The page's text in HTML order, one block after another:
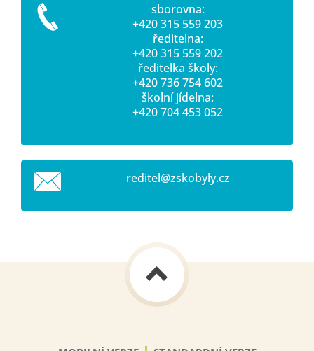
sborovna:
+420 315 559 203
ředitelna:
+420 315 559 202
ředitelka školy:
+420 736 754 602
školní jídelna:
+420 704 453 052
reditel@zskobyly.cz